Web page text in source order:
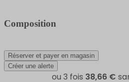
Composition
Réserver et payer en magasin
Créer une alerte